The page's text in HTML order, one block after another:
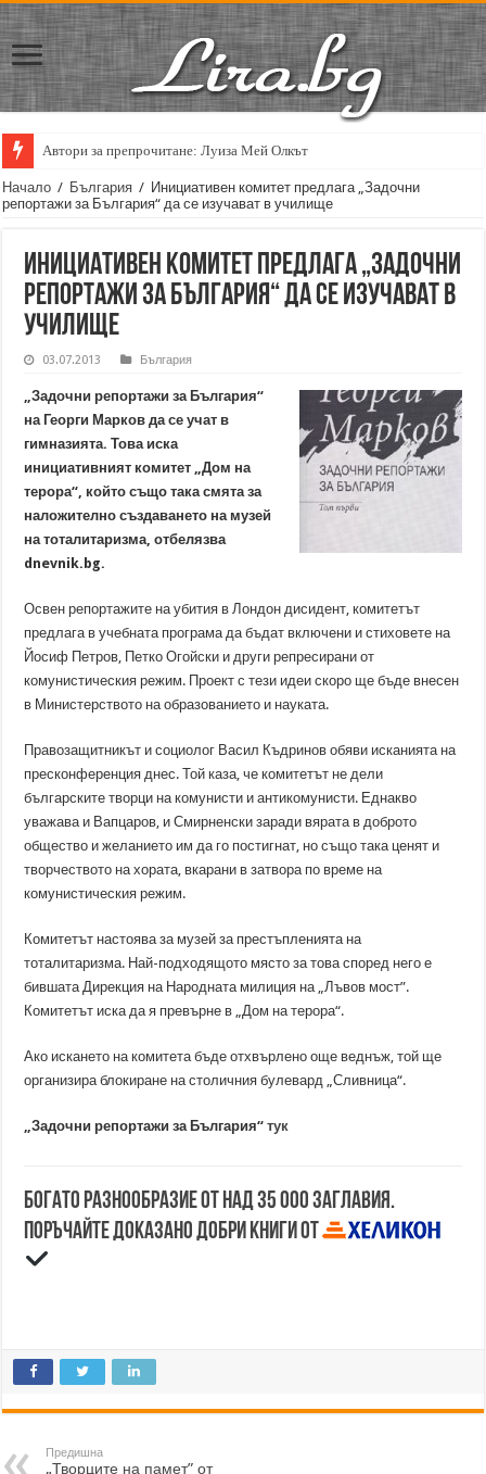
Автори за препрочитане: Луиза Мей Олкът
Начало / България / Инициативен комитет предлага „Задочни
репортажи за България“ да се изучават в училище
Инициативен комитет предлага „Задочни
репортажи за България“ да се изучават в
училище
03.07.2013 България
„Задочни репортажи за България“
на Георги Марков да се учат в
гимназията. Това иска
инициативният комитет „Дом на
терора“, който също така смята за
наложително създаването на музей
на тоталитаризма, отбелязва
dnevnik.bg.
Освен репортажите на убития в Лондон дисидент, комитетът
предлага в учебната програма да бъдат включени и стиховете на
Йосиф Петров, Петко Огойски и други репресирани от
комунистическия режим. Проект с тези идеи скоро ще бъде внесен
в Министерството на образованието и науката.
Правозащитникът и социолог Васил Къдринов обяви исканията на
пресконференция днес. Той каза, че комитетът не дели
българските творци на комунисти и антикомунисти. Еднакво
уважава и Вапцаров, и Смирненски заради вярата в доброто
общество и желанието им да го постигнат, но също така ценят и
творчеството на хората, вкарани в затвора по време на
комунистическия режим.
Комитетът настоява за музей за престъпленията на
тоталитаризма. Най-подходящото място за това според него е
бившата Дирекция на Народната милиция на „Лъвов мост”.
Комитетът иска да я превърне в „Дом на терора“.
Ако искането на комитета бъде отхвърлено още веднъж, той ще
организира блокиране на столичния булевард „Сливница“.
„Задочни репортажи за България“тук
Богато разнообразие от над 35 000 заглавия.
Поръчайте доказано добри книги от
Предишна
„Творците на памет” от